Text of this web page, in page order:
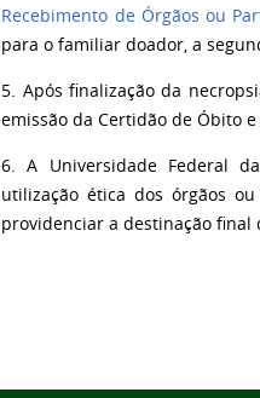
Recebimento de Órgãos ou
para o familiar doador, a
5. Após finalização da
emissão da Certidão de Óbito
6. A Universidade Federal
utilização ética dos órgãos
providenciar a destinação final